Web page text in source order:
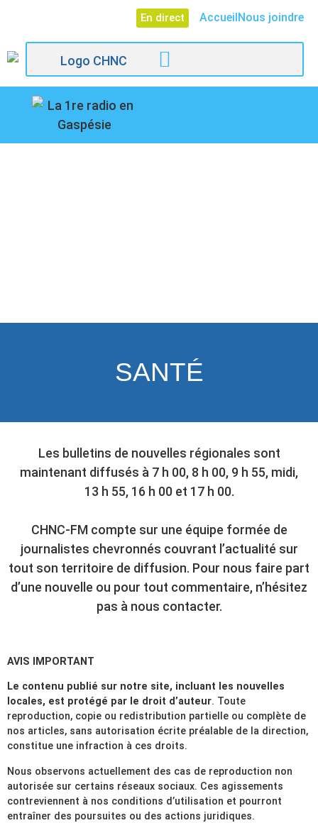
En direct Accueil Nous joindre
SANTÉ
Les bulletins de nouvelles régionales sont
maintenant diffusés à 7 h 00, 8 h 00, 9 h 55, midi,
13 h 55, 16 h 00 et 17 h 00.
CHNC-FM compte sur une équipe formée de
journalistes chevronnés couvrant l’actualité sur
tout son territoire de diffusion. Pour nous faire part
d’une nouvelle ou pour tout commentaire, n’hésitez
pas à nous contacter.
AVIS IMPORTANT
Le contenu publié sur notre site, incluant les nouvelles
locales, est protégé par le droit d’auteur. Toute
reproduction, copie ou redistribution partielle ou complète de
nos articles, sans autorisation écrite préalable de la direction,
constitue une infraction à ces droits.
Nous observons actuellement des cas de reproduction non
autorisée sur certains réseaux sociaux. Ces agissements
contreviennent à nos conditions d’utilisation et pourront
entraîner des poursuites ou des actions juridiques.